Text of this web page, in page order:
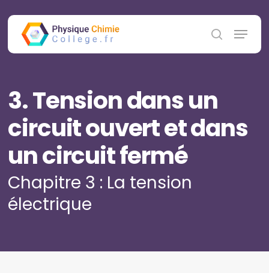
to
content
search
Menu
3. Tension dans un
circuit ouvert et dans
un circuit fermé
Chapitre 3 : La tension
électrique